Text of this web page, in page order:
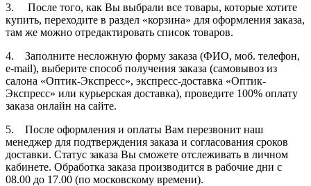
3. После того, как Вы выбрали все товары, которые хотите
купить, переходите в раздел «корзина» для оформления заказа,
там же можно отредактировать список товаров.
4. Заполните несложную форму заказа (ФИО, моб. телефон,
e-mail), выберите способ получения заказа (самовывоз из
салона «Оптик-Экспресс», экспресс-доставка «Оптик-
Экспресс» или курьерская доставка), проведите 100% оплату
заказа онлайн на сайте.
5. После оформления и оплаты Вам перезвонит наш
менеджер для подтверждения заказа и согласования сроков
доставки. Статус заказа Вы сможете отслеживать в личном
кабинете. Обработка заказа производится в рабочие дни с
08.00 до 17.00 (по московскому времени).